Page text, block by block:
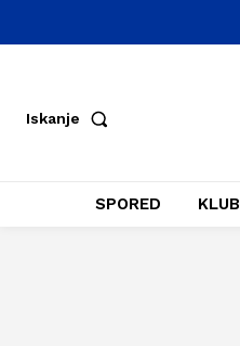
Iskanje
SPORED KLUB